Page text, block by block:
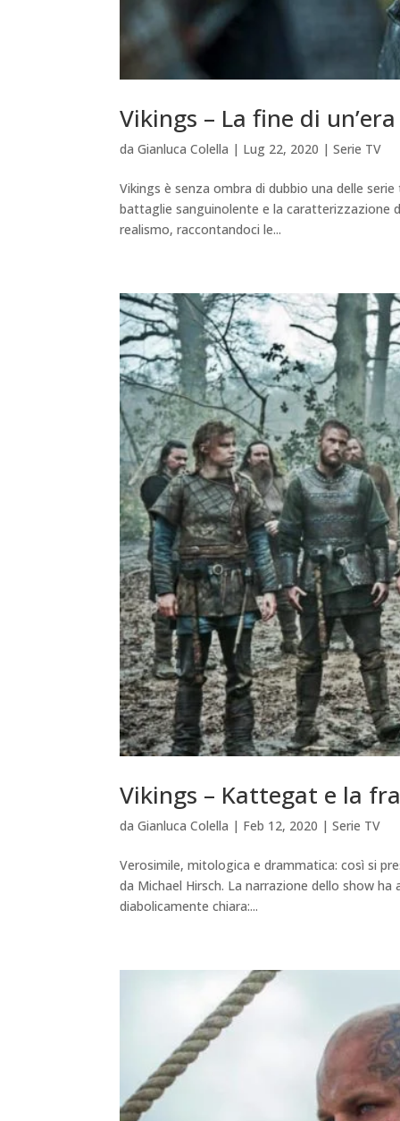
Vikings – La fine di un’era
daGianluca Colella | Lug 22, 2020 |Serie TV
Vikings è senza ombra di dubbio una delle
battaglie sanguinolente e la caratterizzazione
realismo, raccontandoci le...
Vikings – Kattegat e la
daGianluca Colella | Feb 12, 2020 |Serie TV
Verosimile, mitologica e drammatica: così si
da Michael Hirsch. La narrazione dello show
diabolicamente chiara:...